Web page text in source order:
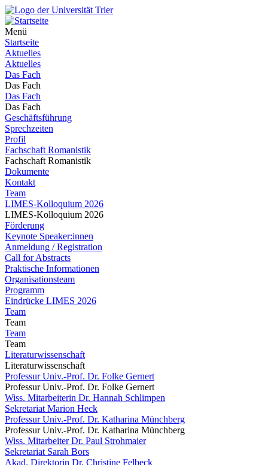
Menü
Startseite
Aktuelles
Aktuelles
Das Fach
Das Fach
Das Fach
Das Fach
Geschäftsführung
Sprechzeiten
Profil
Fachschaft Romanistik
Fachschaft Romanistik
Dokumente
Kontakt
Team
LIMES-Kolloquium 2026
LIMES-Kolloquium 2026
Förderung
Keynote Speaker:innen
Anmeldung / Registration
Call for Abstracts
Praktische Informationen
Organisationsteam
Programm
Eindrücke LIMES 2026
Team
Team
Team
Team
Literaturwissenschaft
Literaturwissenschaft
Professur Univ.-Prof. Dr. Folke Gernert
Professur Univ.-Prof. Dr. Folke Gernert
Wiss. Mitarbeiterin Dr. Hannah Schlimpen
Sekretariat Marion Heck
Professur Univ.-Prof. Dr. Katharina Münchberg
Professur Univ.-Prof. Dr. Katharina Münchberg
Wiss. Mitarbeiter Dr. Paul Strohmaier
Sekretariat Sarah Bors
Akad. Direktorin Dr. Christine Felbeck